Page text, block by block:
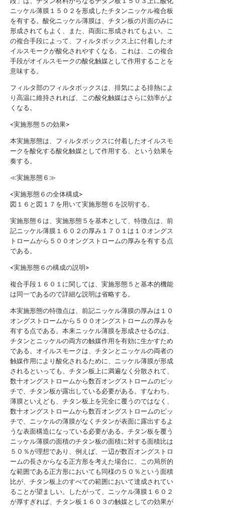
ニッケル薄膜１５０２を形成したチタンニッケル複合板
を有する。酸化ニッケル薄膜は、チタン板の片面のみに
形成されてもよく、また、両面に形成されてもよい。こ
の複合手段によって、フィルタボックス上に付着したオ
イルスモークが酸化されやすくなる。これは、この複合
手段がオイルスモークの酸化触媒として作用することを
意味する。
フィルタ部のフィルタボックスは、排気による排熱によ
り高温に維持されれば、この酸化触媒はさらに効率がよ
くなる。
<実施形態５の効果>
本実施形態は、フィルタボックスに付着したオイルスモ
ークを酸化する酸化触媒として作用する、という効果を
奏する。
≪実施形態６≫
<実施形態６の全体構成>
図１６と図１７を用いて実施形態６を説明する。
実施形態６は、実施形態５を基本として、特徴点は、前
記ニッケル薄膜１６０２の厚み１７０１は１０オングス
トロームから５００オングストロームの厚みを有する点
である。
<実施形態６の構成の説明>
複合手段１６０１に関しては、実施形態５と基本的機能
は同一であるので詳細な説明は省略する。
本実施形態の特徴点は、前記ニッケル薄膜の厚みは１０
オングストロームから５００オングストロームの厚みを
有する点である。本来ニッケル薄膜を形成させるのは、
チタンとニッケルの両方の触媒作用を有効に生かすため
である。オイルスモークは、チタンとニッケルの両者の
触媒作用により酸化されるために、ニッケル薄膜が形成
されるといっても、チタン板上に満遍なく分散されて、
数十オングストロームから数百オングストロームのピッ
チで、チタン板が露出している必要がある。すなわち、
薄膜といえども、チタン板上を完全に覆うのではなく、
数十オングストロームから数百オングストロームのピッ
チで、ニッケルの薄膜がなくチタンが表面に露出するよ
うな表面構造になっている必要がある。チタン板を覆う
ニッケル薄膜の面積のチタン板の面積に対する面積比は
５０％が理想であり、例えば、一辺が数百オングストロ
ームの長さからなる正方形を考えた場合に、この局所的
な範囲である正方形においても同様の５０％という面積
比が、チタン板上のすべての範囲において達成されてい
ることが望ましい。したがって、ニッケル薄膜１６０２
が厚すぎれば、チタン板１６０３の触媒としての効果が